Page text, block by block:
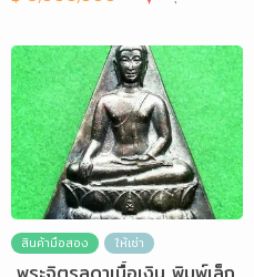
สินค้ามือสอง ให้เช่า